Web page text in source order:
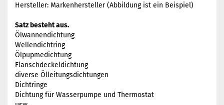
Hersteller: Markenhersteller (Abbildung ist ein Beispiel)
Satz besteht aus.
Ölwannendichtung
Wellendichtring
Ölpupmedichtung
Flanschdeckeldichtung
diverse Ölleitungsdichtungen
Dichtringe
Dichtung für Wasserpumpe und Thermostat